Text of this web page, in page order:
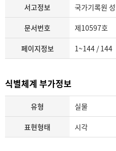
서고정보 국가기록원
문서번호 제10597호
페이지정보 1~144 / 144
식별체계 부가정보
유형 실물
표현형태 시각